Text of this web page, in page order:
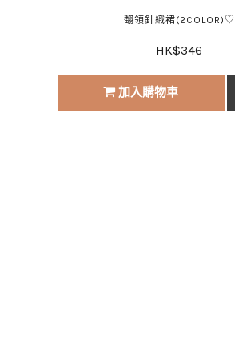
翻領針織裙(2COLOR)♡
HK$346
加入購物車